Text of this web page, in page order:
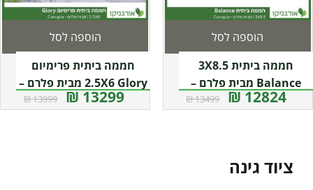
חממה ביתית 3X8.5
Balance מבית פלרם –
Canopia
12824 ₪
13499 ₪
הוספה לסל
חממה ביתית פרימיום
2.5X6 Glory מבית פלרם –
קנופיה13299 ₪
13999 ₪
הוספה לסל
ציוד גינה